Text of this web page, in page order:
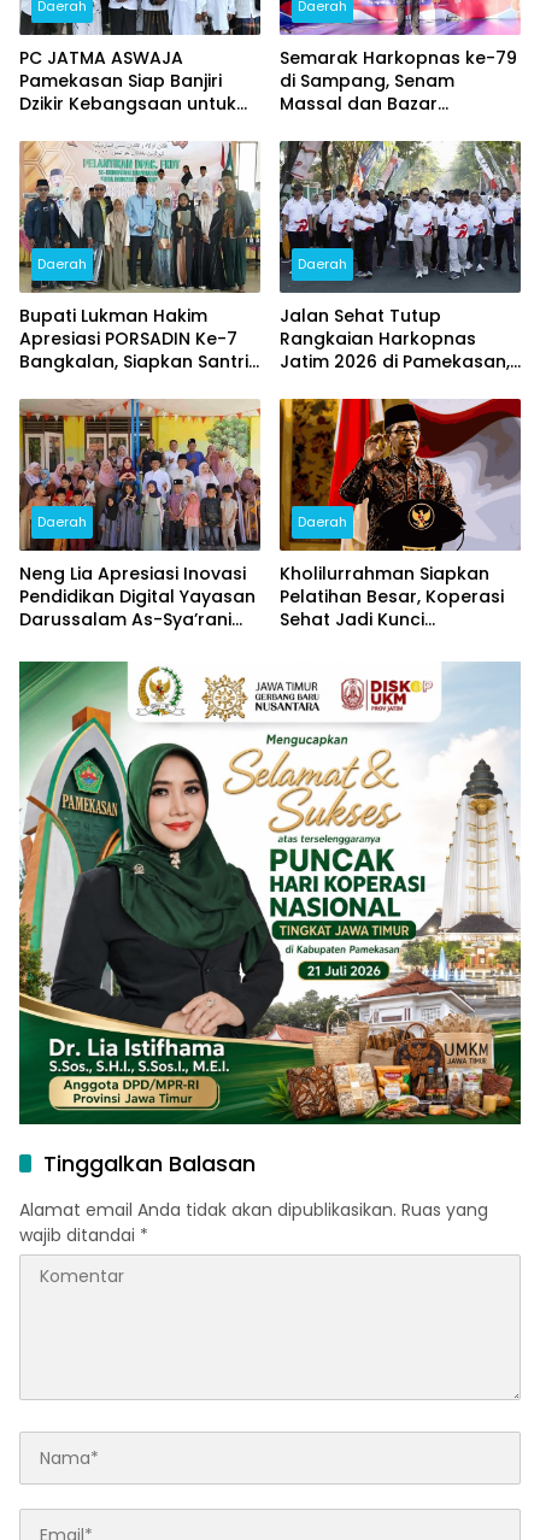
Daerah
PC JATMA ASWAJA
Pamekasan Siap Banjiri
Dzikir Kebangsaan untuk
Daerah
Semarak Harkopnas ke-79
di Sampang, Senam
Massal dan Bazar
Warga
Daerah
Bupati Lukman Hakim
Apresiasi PORSADIN Ke-7
Bangkalan, Siapkan Santri
Provinsi dan Nasional
Daerah
Jalan Sehat Tutup
Rangkaian Harkopnas
Jatim 2026 di Pamekasan,
Banjir Doorprize
Daerah
Neng Lia Apresiasi Inovasi
Pendidikan Digital Yayasan
Darussalam As-Sya’rani
Daerah
Kholilurrahman Siapkan
Pelatihan Besar, Koperasi
Sehat Jadi Kunci
Tinggalkan Balasan
Alamat email Anda tidak akan dipublikasikan. Ruas yang
wajib ditandai *